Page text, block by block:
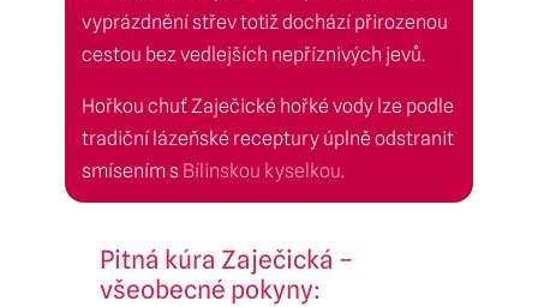
vyprázdnění střev totiž dochází přirozenou
cestou bez vedlejších nepříznivých jevů.
Hořkou chuť Zaječické hořké vody lze podle
tradiční lázeňské receptury úplně odstranit
smísením s Bílinskou kyselkou.
Pitná kúra Zaječická –
všeobecné pokyny: